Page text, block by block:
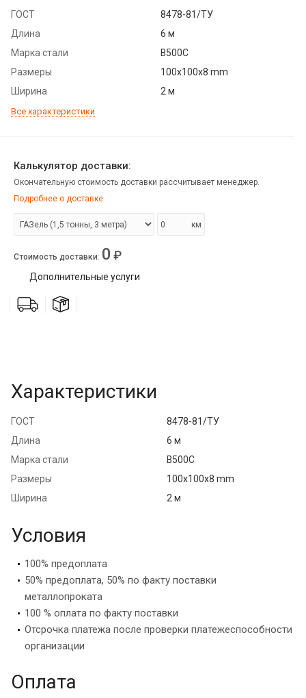
ГОСТ
8478-81/ТУ
Длина
6 м
Марка стали
В500С
Размеры
100x100x8 mm
Ширина
2 м
Все характеристики
Калькулятор доставки:
Окончательную стоимость доставки рассчитывает менеджер.
Подробнее о доставке
км
Стоимость доставки: 0 ₽
Дополнительные услуги
Характеристики
ГОСТ
8478-81/ТУ
Длина
6 м
Марка стали
В500С
Размеры
100x100x8 mm
Ширина
2 м
Условия
100% предоплата
50% предоплата, 50% по факту поставки
металлопроката
100 % оплата по факту поставки
Отсрочка платежа после проверки платежеспособности
организации
Оплата